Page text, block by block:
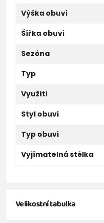
Výška obuvi
Šířka obuvi
Sezóna
Typ
Využití
Styl obuvi
Typ obuvi
Vyjímatelná stélka
Velikostní tabulka